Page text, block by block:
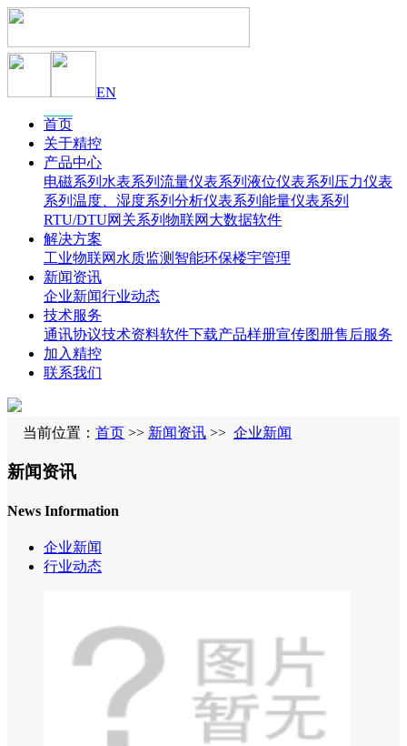
EN
首页
关于精控
产品中心
电磁系列 水表系列 流量仪表系列 液位仪表系列 压力仪表
系列 温度、湿度系列 分析仪表系列 能量仪表系列
RTU/DTU网关系列 物联网大数据软件
解决方案
工业物联网 水质监测 智能环保楼宇管理
新闻资讯
企业新闻行业动态
技术服务
通讯协议技术资料软件下载产品样册宣传图册售后服务
加入精控
联系我们
当前位置： 首页 >> 新闻资讯 >> 企业新闻
新闻资讯
News Information
企业新闻
行业动态